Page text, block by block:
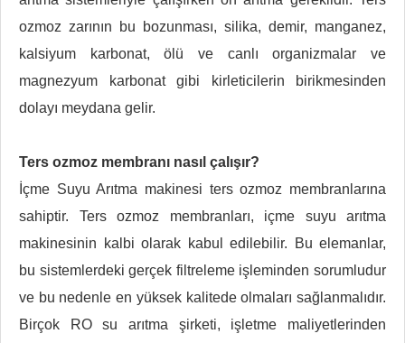
ozmoz zarının bu bozunması, silika, demir, manganez,
kalsiyum karbonat, ölü ve canlı organizmalar ve
magnezyum karbonat gibi kirleticilerin birikmesinden
dolayı meydana gelir.
Ters ozmoz membranı nasıl çalışır?
İçme Suyu Arıtma makinesi ters ozmoz membranlarına
sahiptir. Ters ozmoz membranları, içme suyu arıtma
makinesinin kalbi olarak kabul edilebilir. Bu elemanlar,
bu sistemlerdeki gerçek filtreleme işleminden sorumludur
ve bu nedenle en yüksek kalitede olmaları sağlanmalıdır.
Birçok RO su arıtma şirketi, işletme maliyetlerinden